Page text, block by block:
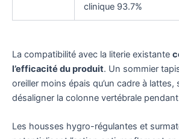
clinique 93.7%
La compatibilité avec la literie existante
l’efficacité du produit. Un sommier
oreiller moins épais qu’un cadre à lattes,
désaligner la colonne vertébrale
Les housses hygro-régulantes et